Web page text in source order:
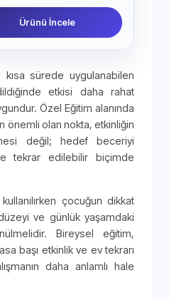
Ürünü İncele
sürede uygulanabilen
etkisi daha rahat
Özel Eğitim alanında
önemli olan nokta, etkinliğin
değil; hedef beceriyi
tekrar edilebilir biçimde
çocuğun dikkat
ve günlük yaşamdaki
Bireysel eğitim,
başı etkinlik ve ev tekrarı
daha anlamlı hale